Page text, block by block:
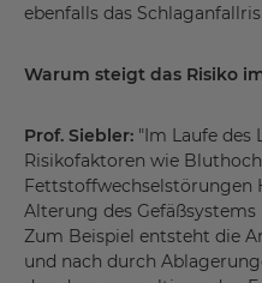
ebenfalls das
Warum steigt das Risiko
Prof. Siebler: "Im Laufe des
Risikofaktoren wie
Fettstoffwechselstörungen
Alterung des
Zum Beispiel entsteht die
und nach durch